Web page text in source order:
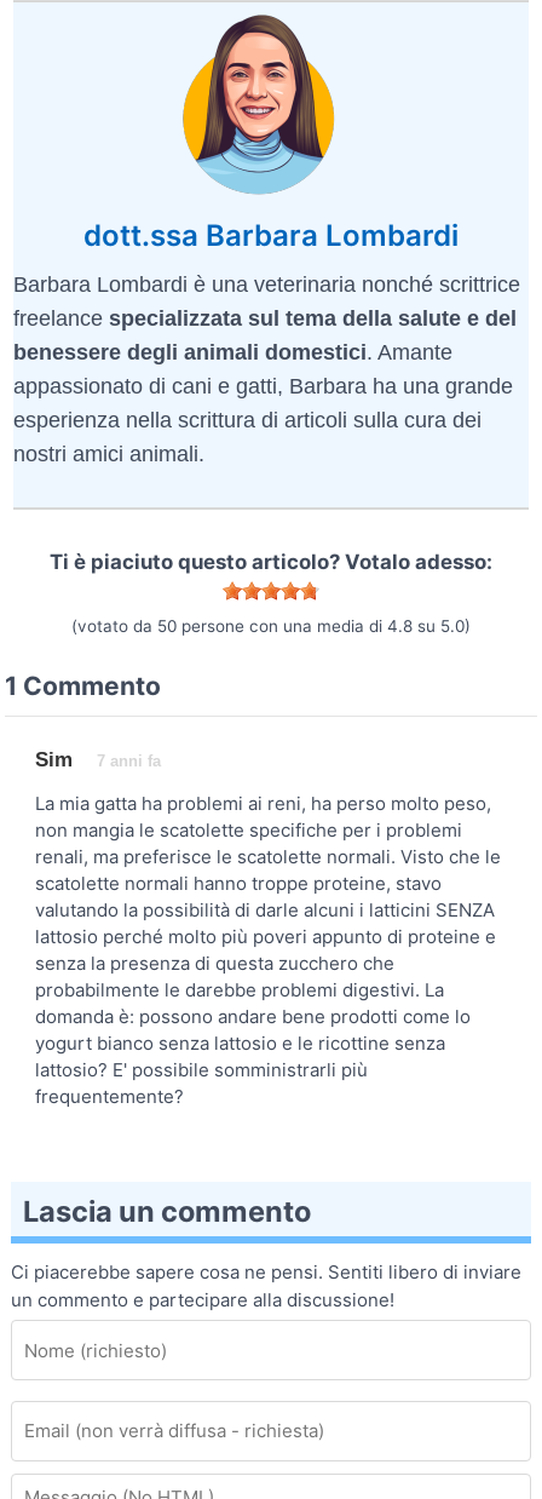
dott.ssa Barbara Lombardi
Barbara Lombardi è una veterinaria nonché scrittrice
freelance specializzata sul tema della salute e del
benessere degli animali domestici. Amante
appassionato di cani e gatti, Barbara ha una grande
esperienza nella scrittura di articoli sulla cura dei
nostri amici animali.
Ti è piaciuto questo articolo? Votalo adesso:
(votato da 50 persone con una media di 4.8 su 5.0)
1 Commento
Sim 7 anni fa
La mia gatta ha problemi ai reni, ha perso molto peso,
non mangia le scatolette specifiche per i problemi
renali, ma preferisce le scatolette normali. Visto che le
scatolette normali hanno troppe proteine, stavo
valutando la possibilità di darle alcuni i latticini SENZA
lattosio perché molto più poveri appunto di proteine e
senza la presenza di questa zucchero che
probabilmente le darebbe problemi digestivi. La
domanda è: possono andare bene prodotti come lo
yogurt bianco senza lattosio e le ricottine senza
lattosio? E' possibile somministrarli più
frequentemente?
Lascia un commento
Ci piacerebbe sapere cosa ne pensi. Sentiti libero di inviare
un commento e partecipare alla discussione!